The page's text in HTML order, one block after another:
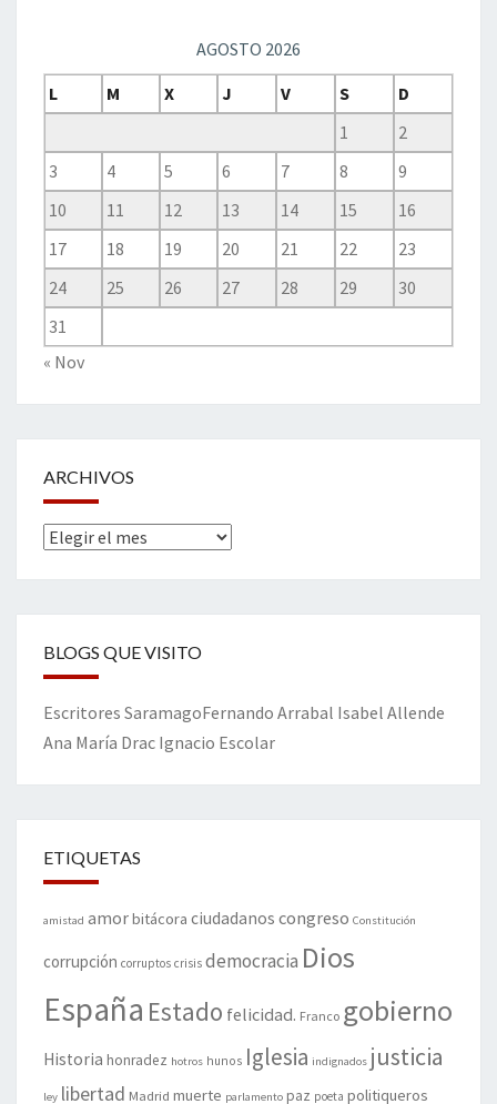
AGOSTO 2026
L
M X J V S
D
1
2
3
4 5 6 7 8
9
10
11 12 13 14 15
16
17
18 19 20 21 22
23
24
25 26 27 28 29
30
31
« Nov
ARCHIVOS
Archivos
BLOGS QUE VISITO
Escritores SaramagoFernando Arrabal Isabel Allende
Ana María Drac Ignacio Escolar
ETIQUETAS
amistad amorbitácora ciudadanos congreso Constitución
corrupción corruptos crisis democracia Dios
España Estado felicidad. Franco gobierno
Historia honradez hotros hunos Iglesia indignados justicia
ley libertad Madrid muerte parlamento paz poeta politiqueros